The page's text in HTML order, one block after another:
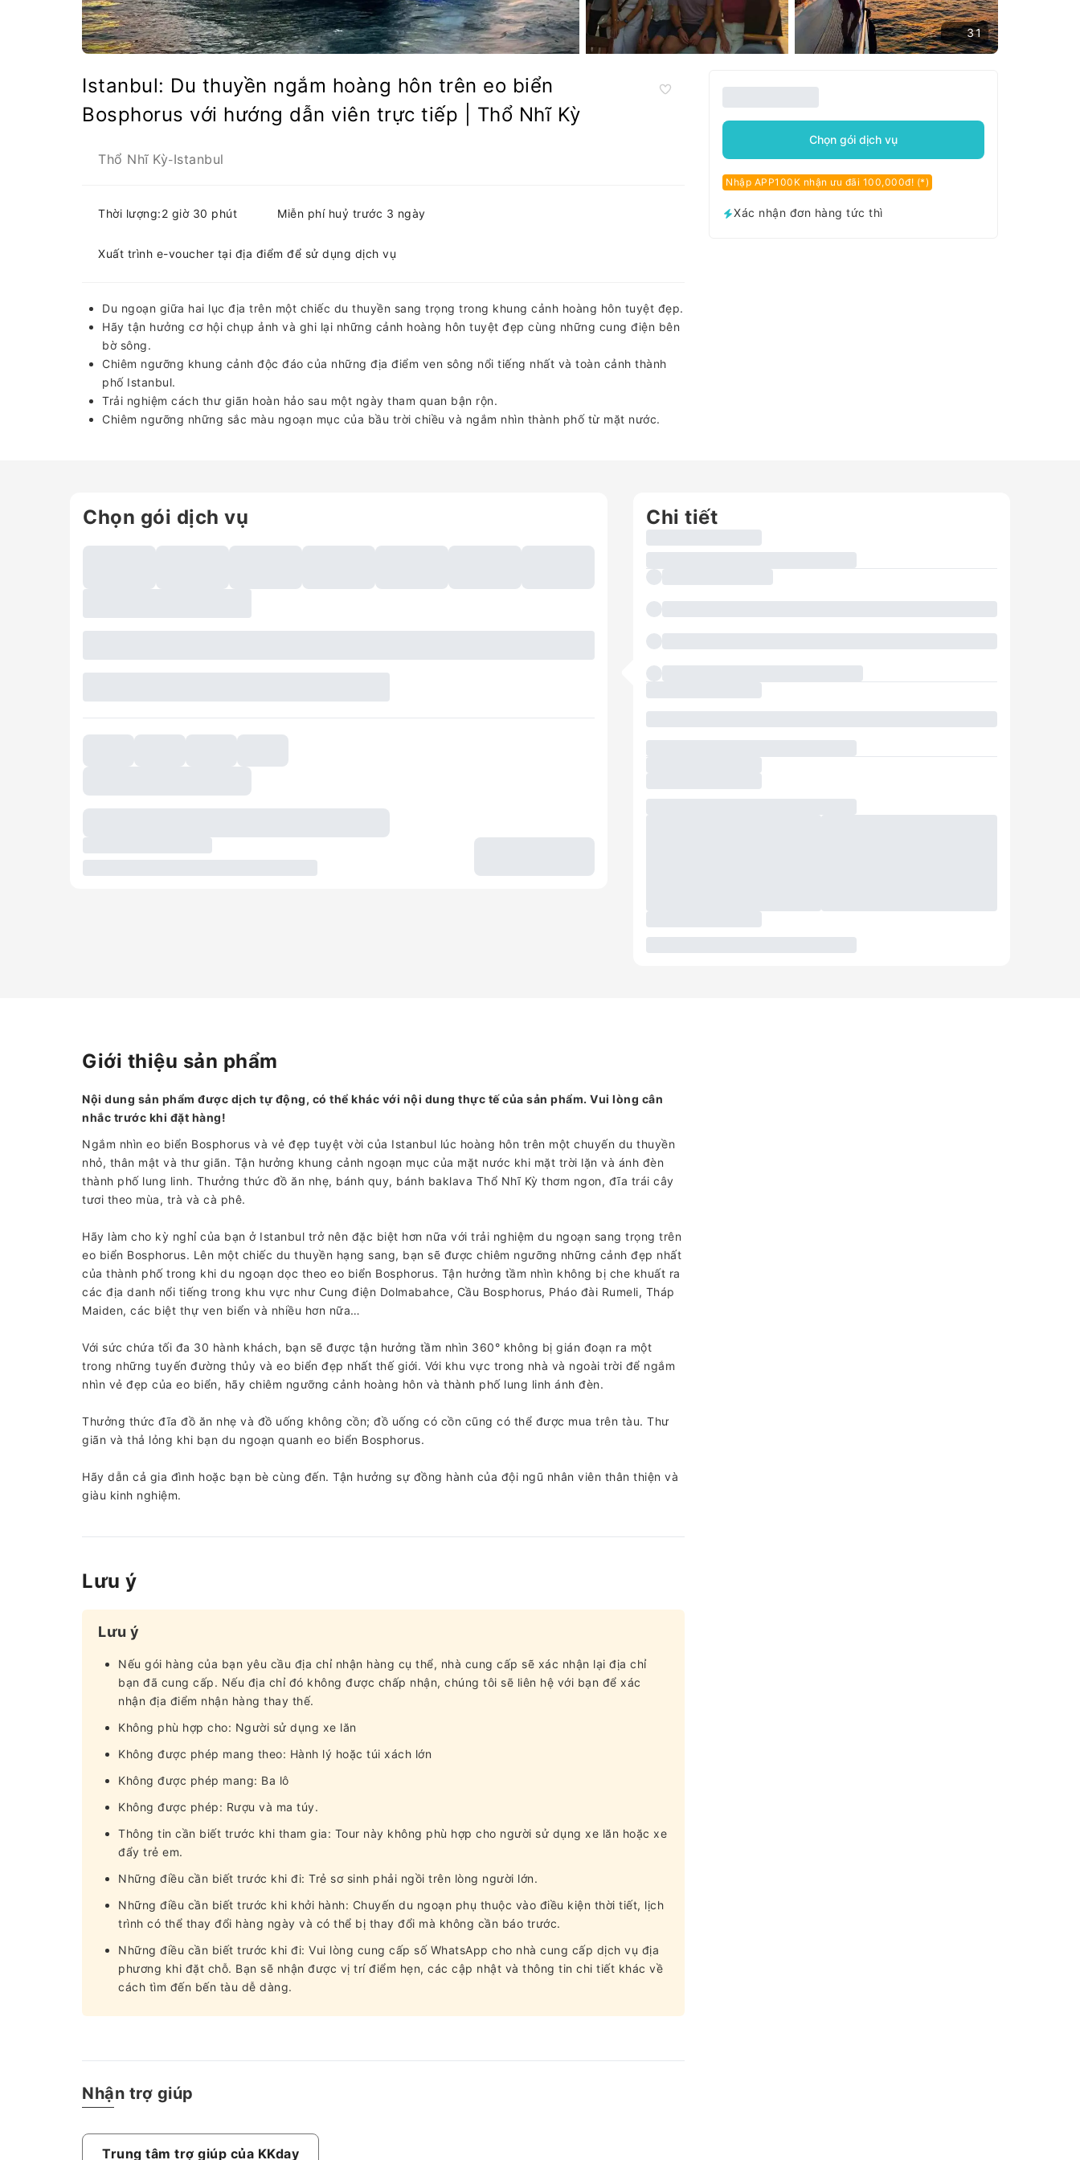
31
Istanbul: Du thuyền ngắm hoàng hôn trên eo biển
Bosphorus với hướng dẫn viên trực tiếp | Thổ Nhĩ Kỳ
Thổ Nhĩ Kỳ-Istanbul
Thời lượng:2 giờ 30 phút Miễn phí huỷ trước 3 ngày
Xuất trình e-voucher tại địa điểm để sử dụng dịch vụ
Du ngoạn giữa hai lục địa trên một chiếc du thuyền sang trọng trong khung cảnh hoàng hôn tuyệt đẹp.
Hãy tận hưởng cơ hội chụp ảnh và ghi lại những cảnh hoàng hôn tuyệt đẹp cùng những cung điện bên
bờ sông.
Chiêm ngưỡng khung cảnh độc đáo của những địa điểm ven sông nổi tiếng nhất và toàn cảnh thành
phố Istanbul.
Trải nghiệm cách thư giãn hoàn hảo sau một ngày tham quan bận rộn.
Chiêm ngưỡng những sắc màu ngoạn mục của bầu trời chiều và ngắm nhìn thành phố từ mặt nước.
Chọn gói dịch vụ
Nhập APP100K nhận ưu đãi 100,000đ! (*)
Xác nhận đơn hàng tức thì
Chọn gói dịch vụ Chi tiết
Giới thiệu sản phẩm
Nội dung sản phẩm được dịch tự động, có thể khác với nội dung thực tế của sản phẩm. Vui lòng cân
nhắc trước khi đặt hàng!
Ngắm nhìn eo biển Bosphorus và vẻ đẹp tuyệt vời của Istanbul lúc hoàng hôn trên một chuyến du thuyền
nhỏ, thân mật và thư giãn. Tận hưởng khung cảnh ngoạn mục của mặt nước khi mặt trời lặn và ánh đèn
thành phố lung linh. Thưởng thức đồ ăn nhẹ, bánh quy, bánh baklava Thổ Nhĩ Kỳ thơm ngon, đĩa trái cây
tươi theo mùa, trà và cà phê.
Hãy làm cho kỳ nghỉ của bạn ở Istanbul trở nên đặc biệt hơn nữa với trải nghiệm du ngoạn sang trọng trên
eo biển Bosphorus. Lên một chiếc du thuyền hạng sang, bạn sẽ được chiêm ngưỡng những cảnh đẹp nhất
của thành phố trong khi du ngoạn dọc theo eo biển Bosphorus. Tận hưởng tầm nhìn không bị che khuất ra
các địa danh nổi tiếng trong khu vực như Cung điện Dolmabahce, Cầu Bosphorus, Pháo đài Rumeli, Tháp
Maiden, các biệt thự ven biển và nhiều hơn nữa…
Với sức chứa tối đa 30 hành khách, bạn sẽ được tận hưởng tầm nhìn 360° không bị gián đoạn ra một
trong những tuyến đường thủy và eo biển đẹp nhất thế giới. Với khu vực trong nhà và ngoài trời để ngắm
nhìn vẻ đẹp của eo biển, hãy chiêm ngưỡng cảnh hoàng hôn và thành phố lung linh ánh đèn.
Thưởng thức đĩa đồ ăn nhẹ và đồ uống không cồn; đồ uống có cồn cũng có thể được mua trên tàu. Thư
giãn và thả lỏng khi bạn du ngoạn quanh eo biển Bosphorus.
Hãy dẫn cả gia đình hoặc bạn bè cùng đến. Tận hưởng sự đồng hành của đội ngũ nhân viên thân thiện và
giàu kinh nghiệm.
Lưu ý
Lưu ý
Nếu gói hàng của bạn yêu cầu địa chỉ nhận hàng cụ thể, nhà cung cấp sẽ xác nhận lại địa chỉ
bạn đã cung cấp. Nếu địa chỉ đó không được chấp nhận, chúng tôi sẽ liên hệ với bạn để xác
nhận địa điểm nhận hàng thay thế.
Không phù hợp cho: Người sử dụng xe lăn
Không được phép mang theo: Hành lý hoặc túi xách lớn
Không được phép mang: Ba lô
Không được phép: Rượu và ma túy.
Thông tin cần biết trước khi tham gia: Tour này không phù hợp cho người sử dụng xe lăn hoặc xe
đẩy trẻ em.
Những điều cần biết trước khi đi: Trẻ sơ sinh phải ngồi trên lòng người lớn.
Những điều cần biết trước khi khởi hành: Chuyến du ngoạn phụ thuộc vào điều kiện thời tiết, lịch
trình có thể thay đổi hàng ngày và có thể bị thay đổi mà không cần báo trước.
Những điều cần biết trước khi đi: Vui lòng cung cấp số WhatsApp cho nhà cung cấp dịch vụ địa
phương khi đặt chỗ. Bạn sẽ nhận được vị trí điểm hẹn, các cập nhật và thông tin chi tiết khác về
cách tìm đến bến tàu dễ dàng.
Nhận trợ giúp
Trung tâm trợ giúp của KKday